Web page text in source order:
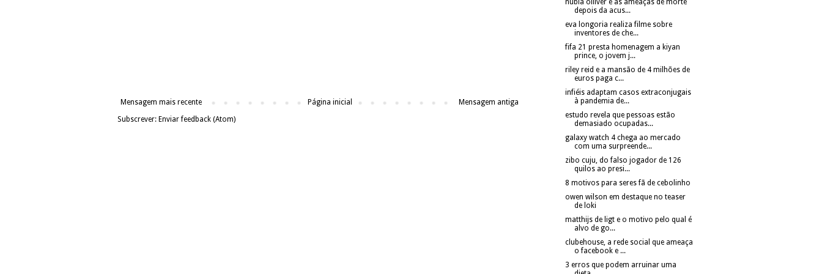
Mensagem mais recente Mensagem antiga
Página inicial
Subscrever: Enviar feedback (Atom)
nubia oliiver e as ameaças de morte
depois da acus...
eva longoria realiza filme sobre
inventores de che...
fifa 21 presta homenagem a kiyan
prince, o jovem j...
riley reid e a mansão de 4 milhões de
euros paga c...
infiéis adaptam casos extraconjugais
à pandemia de...
estudo revela que pessoas estão
demasiado ocupadas...
galaxy watch 4 chega ao mercado
com uma surpreende...
zibo cuju, do falso jogador de 126
quilos ao presi...
8 motivos para seres fã de cebolinho
owen wilson em destaque no teaser
de loki
matthijs de ligt e o motivo pelo qual é
alvo de go...
clubehouse, a rede social que ameaça
o facebook e ...
3 erros que podem arruinar uma